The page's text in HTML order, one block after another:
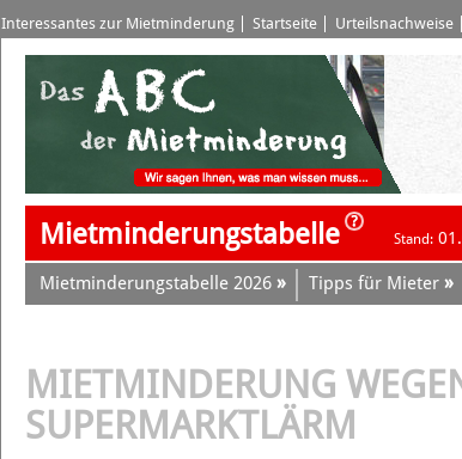
Interessantes zur Mietminderung Startseite Urteilsnachweise
Mietminderungstabelle Stand:
Mietminderungstabelle 2026 » Tipps für Mieter »
MIETMINDERUNG
SUPERMARKTLÄRM